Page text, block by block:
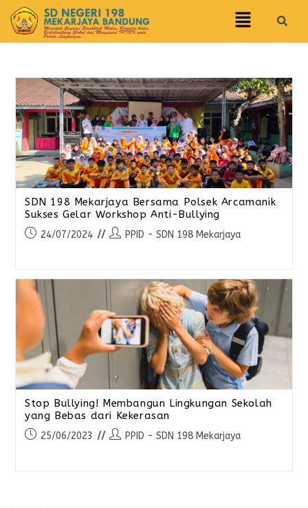
SDN 198 Mekarjaya Bersama Polsek Arcamanik
Sukses Gelar Workshop Anti-Bullying
24/07/2024 PPID - SDN 198 Mekarjaya
Stop Bullying! Membangun Lingkungan Sekolah
yang Bebas dari Kekerasan
25/06/2023 PPID - SDN 198 Mekarjaya